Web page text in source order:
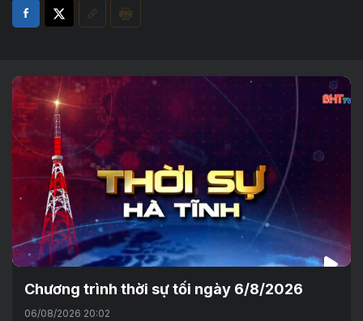
Chương trình thời sự tối ngày 6/8/2026
06/08/2026 20:02